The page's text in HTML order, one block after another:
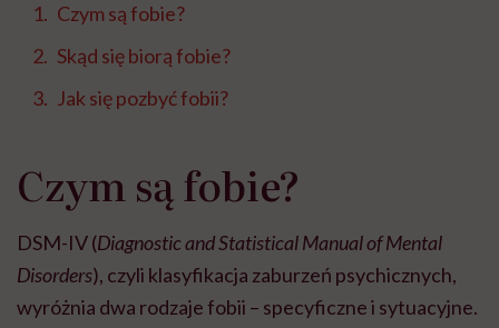
Czym są fobie?
Skąd się biorą fobie?
Jak się pozbyć fobii?
Czym są fobie?
DSM-IV (Diagnostic and StatisticalManual of Mental
Disorders), czyli klasyfikacja zaburzeń psychicznych,
wyróżnia dwa rodzaje fobii – specyficzne i sytuacyjne.